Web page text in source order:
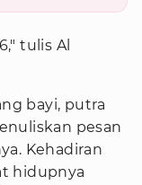
tulis Al
bayi, putra
pesan
Kehadiran
hidupnya